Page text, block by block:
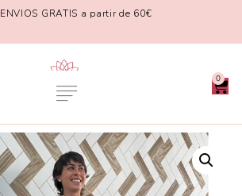
ENVIOS GRATIS a partir de 60€
0